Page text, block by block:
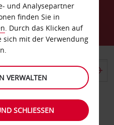
und Analysepartner
finden Sie in
. Durch das Klicken auf
sich mit der Verwendung
VERWALTEN
SCHLIESSEN